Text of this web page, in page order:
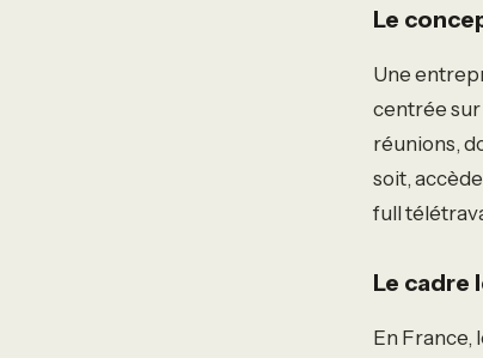
Le
Une
centrée sur
réunions,
soit,
full
Le cadre
En France,